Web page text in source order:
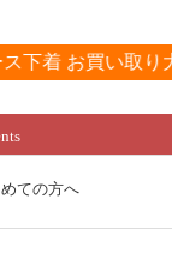
取り大歓迎です
ての方へ